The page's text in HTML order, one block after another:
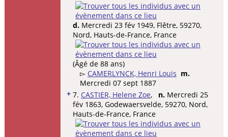
d. Mercredi 23 fév 1949, Flêtre, 59270,
Nord, Hauts-de-France, France
(Âgé de 88 ans)
▻ CAMERLYNCK, Henri Louis m.
Mercredi 07 sept 1887
+ 7. CASTIER, Helene Zoe, n. Mercredi 25
fév 1863, Godewaersvelde, 59270, Nord,
Hauts-de-France, France